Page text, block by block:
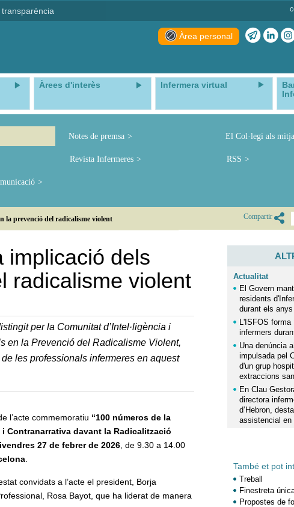
Àrea personal
Àrees d'interès Infermera virtual
Notes de premsa El Col·legi als
Revista Infermeres RSS
la prevenció del radicalisme violent Compartir
implicació dels
radicalisme violent
per la Comunitat d’Intel·ligència i
en la Prevenció del Radicalisme Violent,
les professionals infermeres en aquest
l’acte commemoratiu “100 números de la
Contranarrativa davant la Radicalització
27 de febrer de 2026 , de 9.30 a 14.00
convidats a l’acte el president, Borja
Rosa Bayot, que ha liderat de manera
Actualitat
El Govern
residents
durant els
L'ISFOS
infermers
Una denúncia
impulsada pel
d'un grup
extraccions
En Clau
directora
d’Hebron,
assistencial en
També et pot
Treball
Finestreta
Propostes de